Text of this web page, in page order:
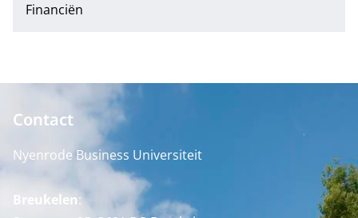
Financiën
Contact
Nyenrode Business Universiteit
Breukelen: